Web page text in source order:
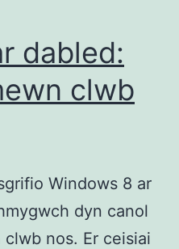
dabled:
clwb
Windows 8 ar
dyn canol
nos. Er ceisiai